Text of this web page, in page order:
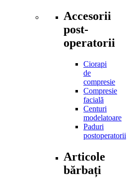
Accesorii
post-
operatorii
Ciorapi
de
compresie
Compresie
facială
Centuri
modelatoare
Paduri
postoperatorii
Articole
bărbați